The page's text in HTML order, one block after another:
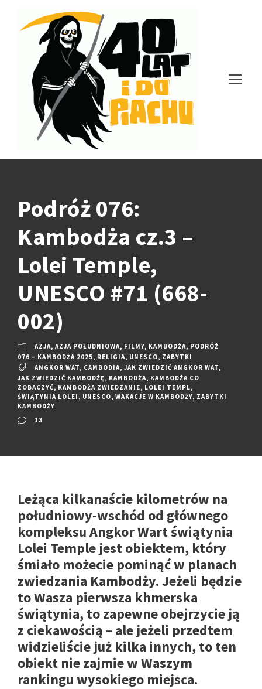
Podróż 076:
Kambodża cz.3 –
Lolei Temple,
UNESCO #71 (668-
002)
AZJA, AZJA POŁUDNIOWA, FILMY, KAMBODŻA, PODRÓŻ
076 – KAMBODŻA 2025, RELIGIA, UNESCO, ZABYTKI
ANGKOR WAT, CAMBODIA, JAK ZWIEDZIĆ ANGKOR WAT,
JAK ZWIEDZIĆ KAMBODŻĘ, KAMBODŻA, KAMBODŻA CO
ZOBACZYĆ, KAMBODŻA ZWIEDZANIE, LOLEI TEMPL,
ŚWIĄTYNIA LOLEI , UNESCO, WAKACJE W KAMBODŻY, ZABYTKI
KAMBODŻY
13
Leżąca kilkanaście kilometrów na
południowy-wschód od głównego
kompleksu Angkor Wart świątynia
Lolei Temple jest obiektem, który
śmiało możecie pominąć w planach
zwiedzania Kambodży. Jeżeli będzie
to Wasza pierwsza khmerska
świątynia, to zapewne obejrzycie ją
z ciekawością – ale jeżeli przedtem
widzieliście już kilka innych, to ten
obiekt nie zajmie w Waszym
rankingu wysokiego miejsca.